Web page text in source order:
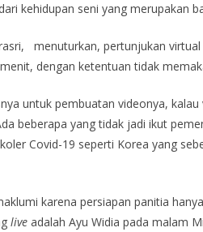
kehidupan seni yang merupakan
menuturkan, pertunjukan
dengan ketentuan tidak
untuk pembuatan videonya,
beberapa yang tidak jadi ikut
Covid-19 seperti Korea yang
karena persiapan panitia
live adalah Ayu Widia pada malam